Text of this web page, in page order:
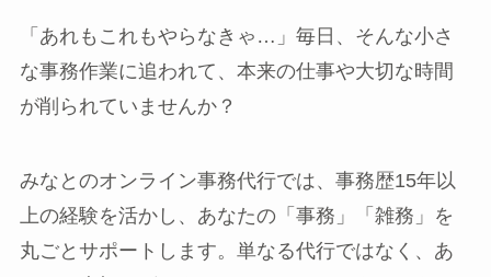
「あれもこれもやらなきゃ…」毎日、そんな小さ
な事務作業に追われて、本来の仕事や大切な時間
が削られていませんか？
みなとのオンライン事務代行では、事務歴15年以
上の経験を活かし、あなたの「事務」「雑務」を
丸ごとサポートします。単なる代行ではなく、あ